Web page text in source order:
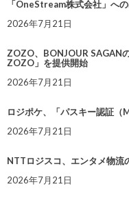
「OneStream株式会社」へ
2026年7月21日
ZOZO、BONJOUR SAGAN
ZOZO」を提供開始
2026年7月21日
ロジポケ、「パスキー認証（
2026年7月21日
NTTロジスコ、エンタメ物
2026年7月21日